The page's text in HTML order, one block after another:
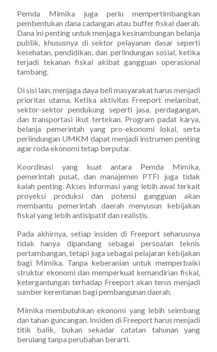
Pemda Mimika juga perlu mempertimbangkan
pembentukan dana cadangan atau buffer fiskal daerah.
Dana ini penting untuk menjaga kesinambungan belanja
publik, khususnya di sektor pelayanan dasar seperti
kesehatan, pendidikan, dan perlindungan sosial, ketika
terjadi tekanan fiskal akibat gangguan operasional
tambang.
Di sisi lain, menjaga daya beli masyarakat harus menjadi
prioritas utama. Ketika aktivitas Freeport melambat,
sektor-sektor pendukung seperti jasa, perdagangan,
dan transportasi ikut tertekan. Program padat karya,
belanja pemerintah yang pro-ekonomi lokal, serta
perlindungan UMKM dapat menjadi instrumen penting
agar roda ekonomi tetap berputar.
Koordinasi yang kuat antara Pemda Mimika,
pemerintah pusat, dan manajemen PTFI juga tidak
kalah penting. Akses informasi yang lebih awal terkait
proyeksi produksi dan potensi gangguan akan
membantu pemerintah daerah menyusun kebijakan
fiskal yang lebih antisipatif dan realistis.
Pada akhirnya, setiap insiden di Freeport seharusnya
tidak hanya dipandang sebagai persoalan teknis
pertambangan, tetapi juga sebagai pelajaran kebijakan
bagi Mimika. Tanpa keberanian untuk memperbaiki
struktur ekonomi dan memperkuat kemandirian fiskal,
ketergantungan terhadap Freeport akan terus menjadi
sumber kerentanan bagi pembangunan daerah.
Mimika membutuhkan ekonomi yang lebih seimbang
dan tahan guncangan. Insiden di Freeport harus menjadi
titik balik, bukan sekadar catatan tahunan yang
berulang tanpa perubahan berarti.